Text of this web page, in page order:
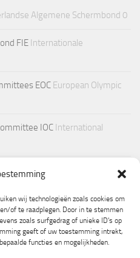
wij technologieën zoals cookies om
of te raadplegen. Door in te stemmen
zoals surfgedrag of unieke ID's op
geeft of uw toestemming intrekt,
functies en mogelijkheden.
Algemene Schermbond 0
FIE Internationale
EOC European Olympic
IOC International